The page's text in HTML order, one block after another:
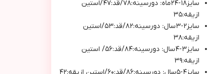
سايز١٨-٢٤ماه: دورسينه:٧٨/قد:٤٧/استين
ازيقه:٣٥
سايز٢-٣سال: دورسينه:٨٢/قد:٥٣/استين
ازيقه:٣٨
سايز٣-٤سال: دورسينه:٨٤/قد:٥٦/ استين
ازيقه:٣٩